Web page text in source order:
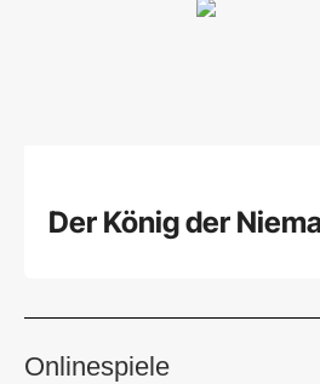
Der König der
Onlinespiele